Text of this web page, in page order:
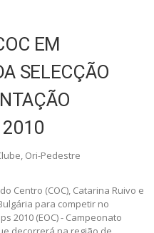
EM
SELECÇÃO
2010
, Ori-Pedestre
Centro (COC), Catarina Ruivo e
para competir no
2010 (EOC) - Campeonato